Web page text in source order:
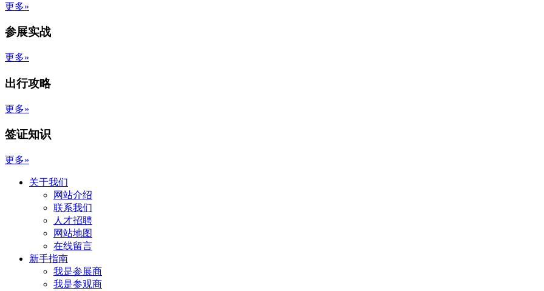
更多»
参展实战
更多»
出行攻略
更多»
签证知识
更多»
关于我们
网站介绍
联系我们
人才招聘
网站地图
在线留言
新手指南
我是参展商
我是参观商